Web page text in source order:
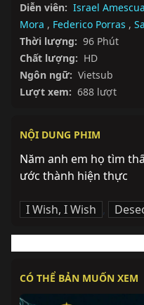
Diễn viên: Israel Amescua
Mora , Federico Porras ,
Thời lượng: 96 Phút
Chất lượng: HD
Ngôn ngữ: Vietsub
Lượt xem: 688 lượt
NỘI DUNG PHIM
Năm anh em họ tìm
ước thành hiện thực
I Wish, I Wish ,
CÓ THỂ BẢN MUỐN XEM